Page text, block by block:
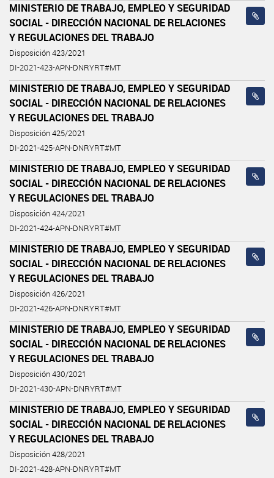
MINISTERIO DE TRABAJO, EMPLEO Y SEGURIDAD
SOCIAL - DIRECCIÓN NACIONAL DE RELACIONES
Y REGULACIONES DEL TRABAJO
Disposición 423/2021
DI-2021-423-APN-DNRYRT#MT
MINISTERIO DE TRABAJO, EMPLEO Y SEGURIDAD
SOCIAL - DIRECCIÓN NACIONAL DE RELACIONES
Y REGULACIONES DEL TRABAJO
Disposición 425/2021
DI-2021-425-APN-DNRYRT#MT
MINISTERIO DE TRABAJO, EMPLEO Y SEGURIDAD
SOCIAL - DIRECCIÓN NACIONAL DE RELACIONES
Y REGULACIONES DEL TRABAJO
Disposición 424/2021
DI-2021-424-APN-DNRYRT#MT
MINISTERIO DE TRABAJO, EMPLEO Y SEGURIDAD
SOCIAL - DIRECCIÓN NACIONAL DE RELACIONES
Y REGULACIONES DEL TRABAJO
Disposición 426/2021
DI-2021-426-APN-DNRYRT#MT
MINISTERIO DE TRABAJO, EMPLEO Y SEGURIDAD
SOCIAL - DIRECCIÓN NACIONAL DE RELACIONES
Y REGULACIONES DEL TRABAJO
Disposición 430/2021
DI-2021-430-APN-DNRYRT#MT
MINISTERIO DE TRABAJO, EMPLEO Y SEGURIDAD
SOCIAL - DIRECCIÓN NACIONAL DE RELACIONES
Y REGULACIONES DEL TRABAJO
Disposición 428/2021
DI-2021-428-APN-DNRYRT#MT